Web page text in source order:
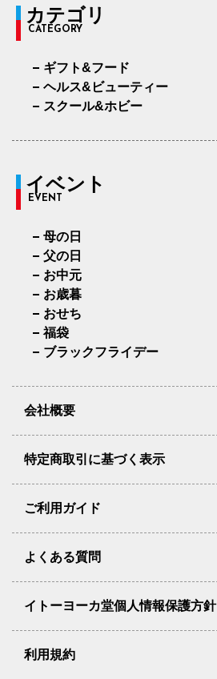
カテゴリ
CATEGORY
ギフト&フード
ヘルス&ビューティー
スクール&ホビー
イベント
EVENT
母の日
父の日
お中元
お歳暮
おせち
福袋
ブラックフライデー
会社概要
特定商取引に基づく表示
ご利用ガイド
よくある質問
イトーヨーカ堂個人情報保護方針
利用規約